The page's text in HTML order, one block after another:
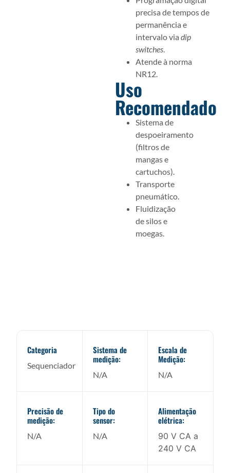
precisa de tempos de
permanência e
intervalo via dip
switches.
Atende à norma
NR12.
Uso
Recomendado
Sistema de
despoeiramento
(filtros de
mangas e
cartuchos).
Transporte
pneumático.
Fluidização
de silos e
moegas.
Categoria
Sequenciador
Sistema de
medição:
N/A
Escala de
Medição:
N/A
Precisão de
medição:
N/A
Tipo do
sensor:
N/A
Alimentação
elétrica:
90 V CA a
240 V CA